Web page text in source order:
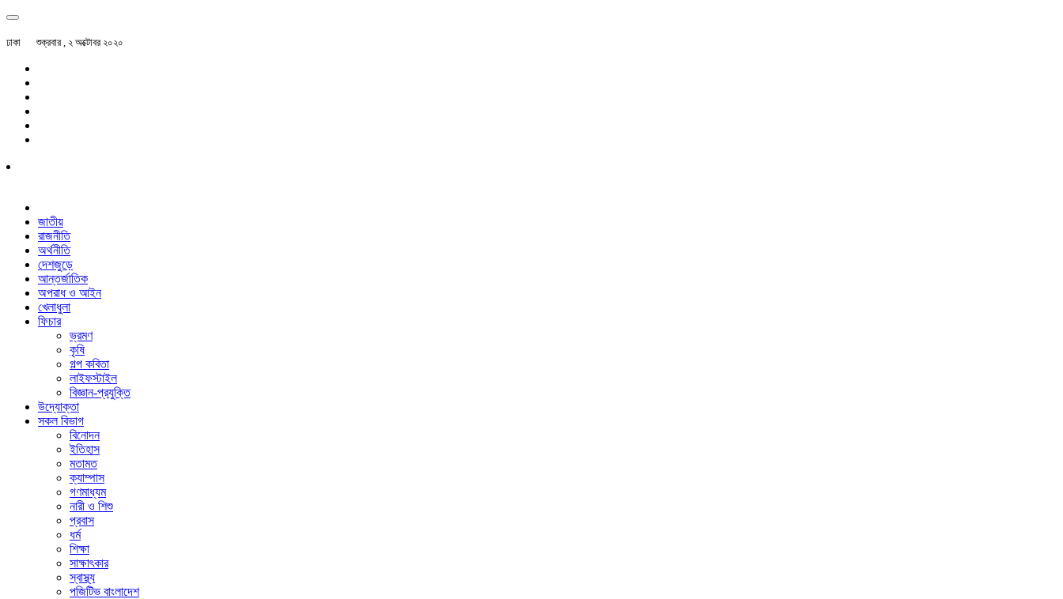
ঢাকা শুক্রবার , ২ অক্টোবর ২০২০
জাতীয়
রাজনীতি
অর্থনীতি
দেশজুড়ে
আন্তর্জাতিক
অপরাধ ও আইন
খেলাধুলা
ফিচার
ভ্রমণ
কৃষি
গল্প ক‌বিতা
লাইফস্টাইল
বিজ্ঞান-প্রযুক্তি
উদ্যোক্তা
সকল বিভাগ
বিনোদন
ইতিহাস
মতামত
ক্যাম্পাস
গণমাধ্যম
নারী ও শিশু
প্রবাস
ধর্ম
শিক্ষা
সাক্ষাৎকার
স্বাস্থ্য
পজিটিভ বাংলাদেশ